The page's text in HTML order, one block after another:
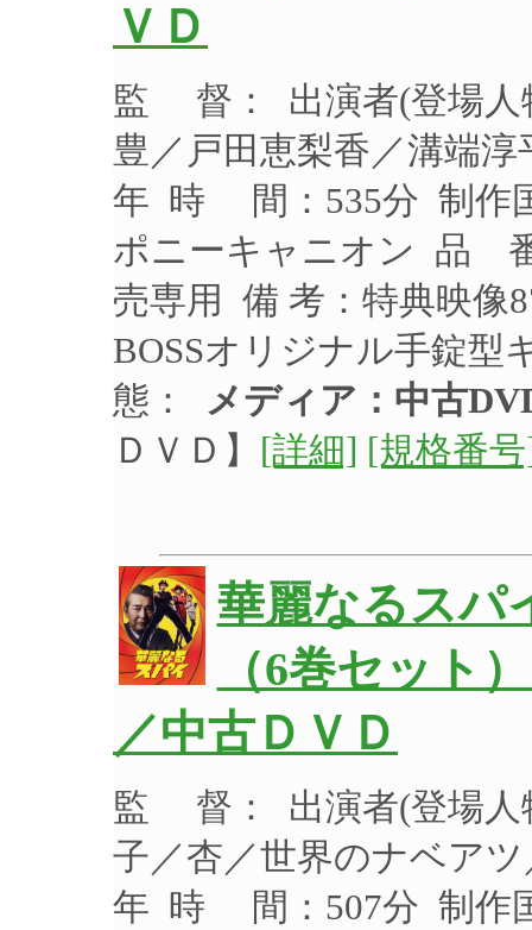
ＶＤ
監 督： 出演者(登場人
豊／戸田恵梨香／溝端
年 時 間：535分 制作
ポニーキャニオン 品
売専用 備 考：特典映像
BOSSオリジナル手錠
態：
メディア：中古
ＤＶＤ】 [詳細] [規格番
華麗なるス
（6巻セット
／中古ＤＶＤ
監 督： 出演者(登場人
子／杏／世界のナベア
年 時 間：507分 制作